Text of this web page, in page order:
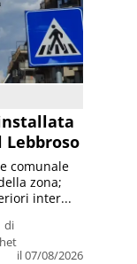
di
il 07/08/2026
comunale
zona;
inter...